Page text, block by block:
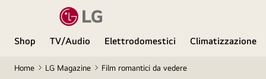
Shop TV/Audio Elettrodomestici Climatizzazione
Home LG Magazine Film romantici da vedere